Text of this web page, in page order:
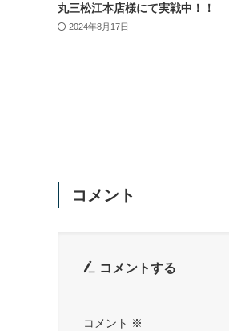
丸三松江本店様にて実戦中！！
2024年8月17日
コメント
コメントする
コメント ※